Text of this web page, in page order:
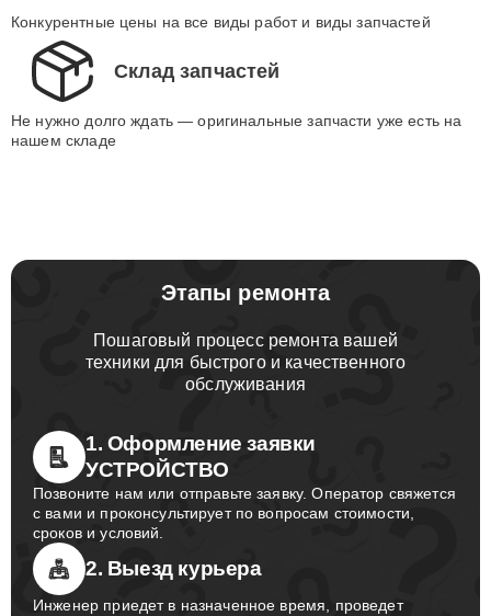
Конкурентные цены на все виды работ и виды запчастей
Склад запчастей
Не нужно долго ждать — оригинальные запчасти уже есть на
нашем складе
Этапы ремонта
Пошаговый процесс ремонта вашей
техники для быстрого и качественного
обслуживания
1. Оформление заявки
УСТРОЙСТВО
Позвоните нам или отправьте заявку. Оператор свяжется
с вами и проконсультирует по вопросам стоимости,
сроков и условий.
2. Выезд курьера
Инженер приедет в назначенное время, проведет